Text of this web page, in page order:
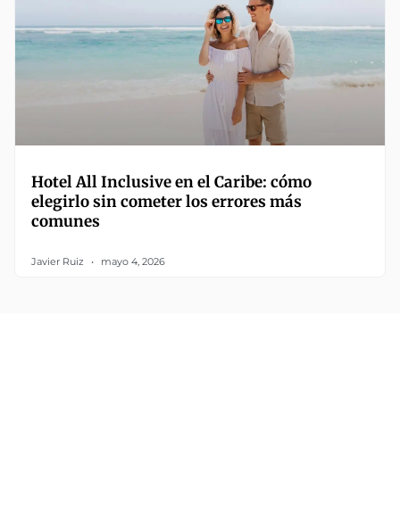
Hotel All Inclusive en el Caribe: cómo
elegirlo sin cometer los errores más
comunes
Javier Ruiz mayo 4, 2026